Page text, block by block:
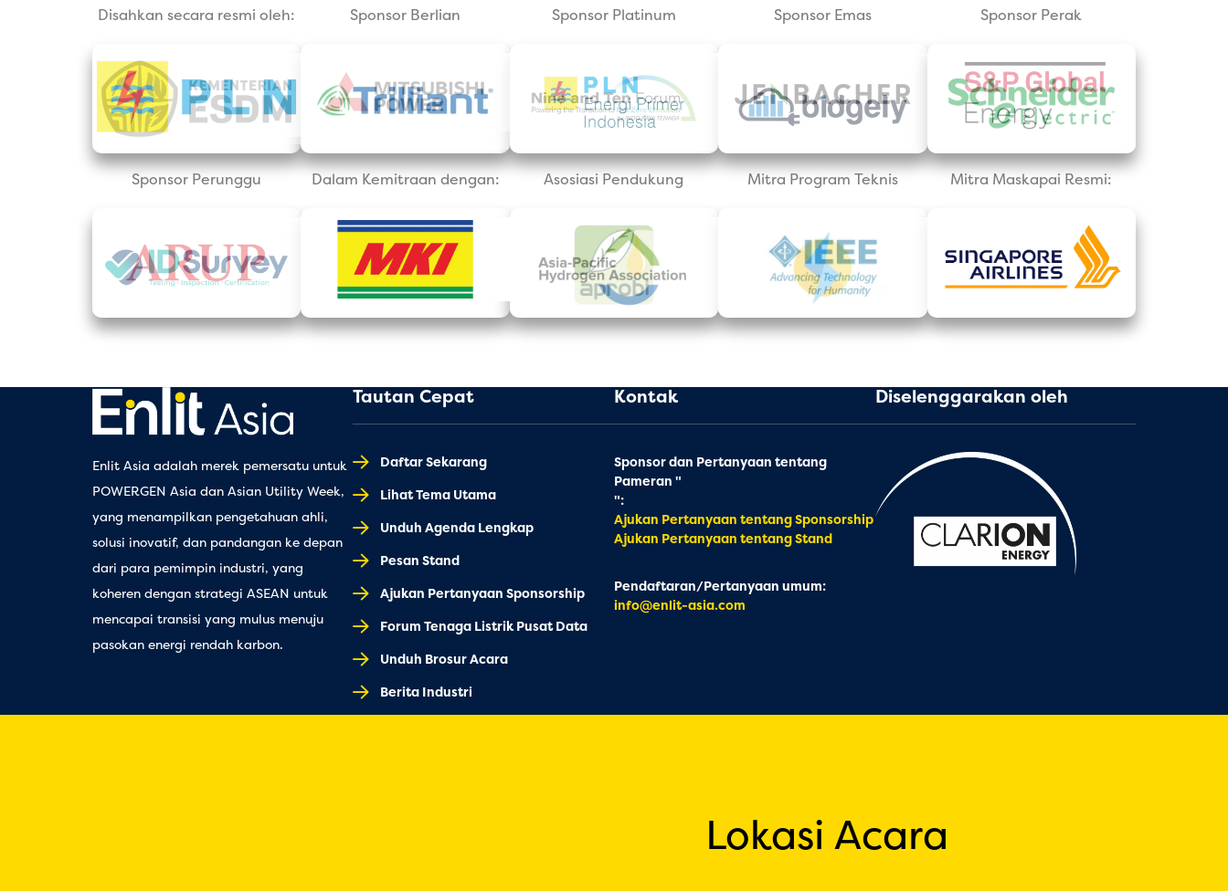
Disahkan secara resmi oleh: Sponsor Berlian Sponsor Platinum Sponsor Emas Sponsor Perak
Sponsor Perunggu Dalam Kemitraan dengan: Asosiasi Pendukung Mitra Program Teknis Mitra Maskapai Resmi:
Enlit Asia adalah merek pemersatu untuk
POWERGEN Asia dan Asian Utility Week,
yang menampilkan pengetahuan ahli,
solusi inovatif, dan pandangan ke depan
dari para pemimpin industri, yang
koheren dengan strategi ASEAN untuk
mencapai transisi yang mulus menuju
pasokan energi rendah karbon.
Tautan Cepat
Daftar Sekarang
Lihat Tema Utama
Unduh Agenda Lengkap
Pesan Stand
Ajukan Pertanyaan Sponsorship
Forum Tenaga Listrik Pusat Data
Unduh Brosur Acara
Berita Industri
Kontak
Sponsor dan Pertanyaan tentang
Pameran "
":
Ajukan Pertanyaan tentang Sponsorship
Ajukan Pertanyaan tentang Stand
Pendaftaran/Pertanyaan umum:
info@enlit-asia.com
Diselenggarakan oleh
Lokasi Acara